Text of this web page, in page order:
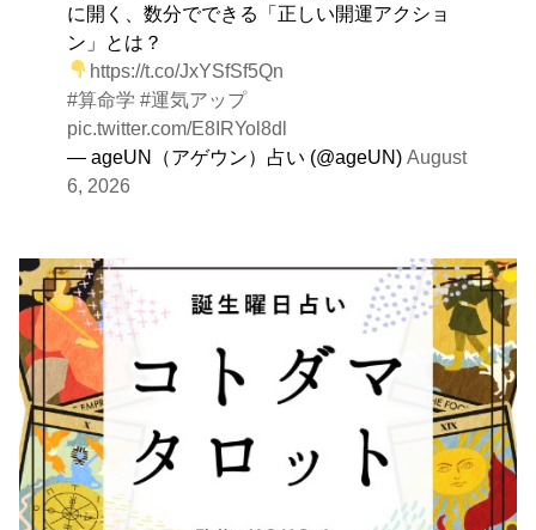
に開く、数分でできる「正しい開運アクショ
ン」とは？
https://t.co/JxYSfSf5Qn
#算命学 #運気アップ
pic.twitter.com/E8IRYol8dl
— ageUN（アゲウン）占い (@ageUN)August
6, 2026